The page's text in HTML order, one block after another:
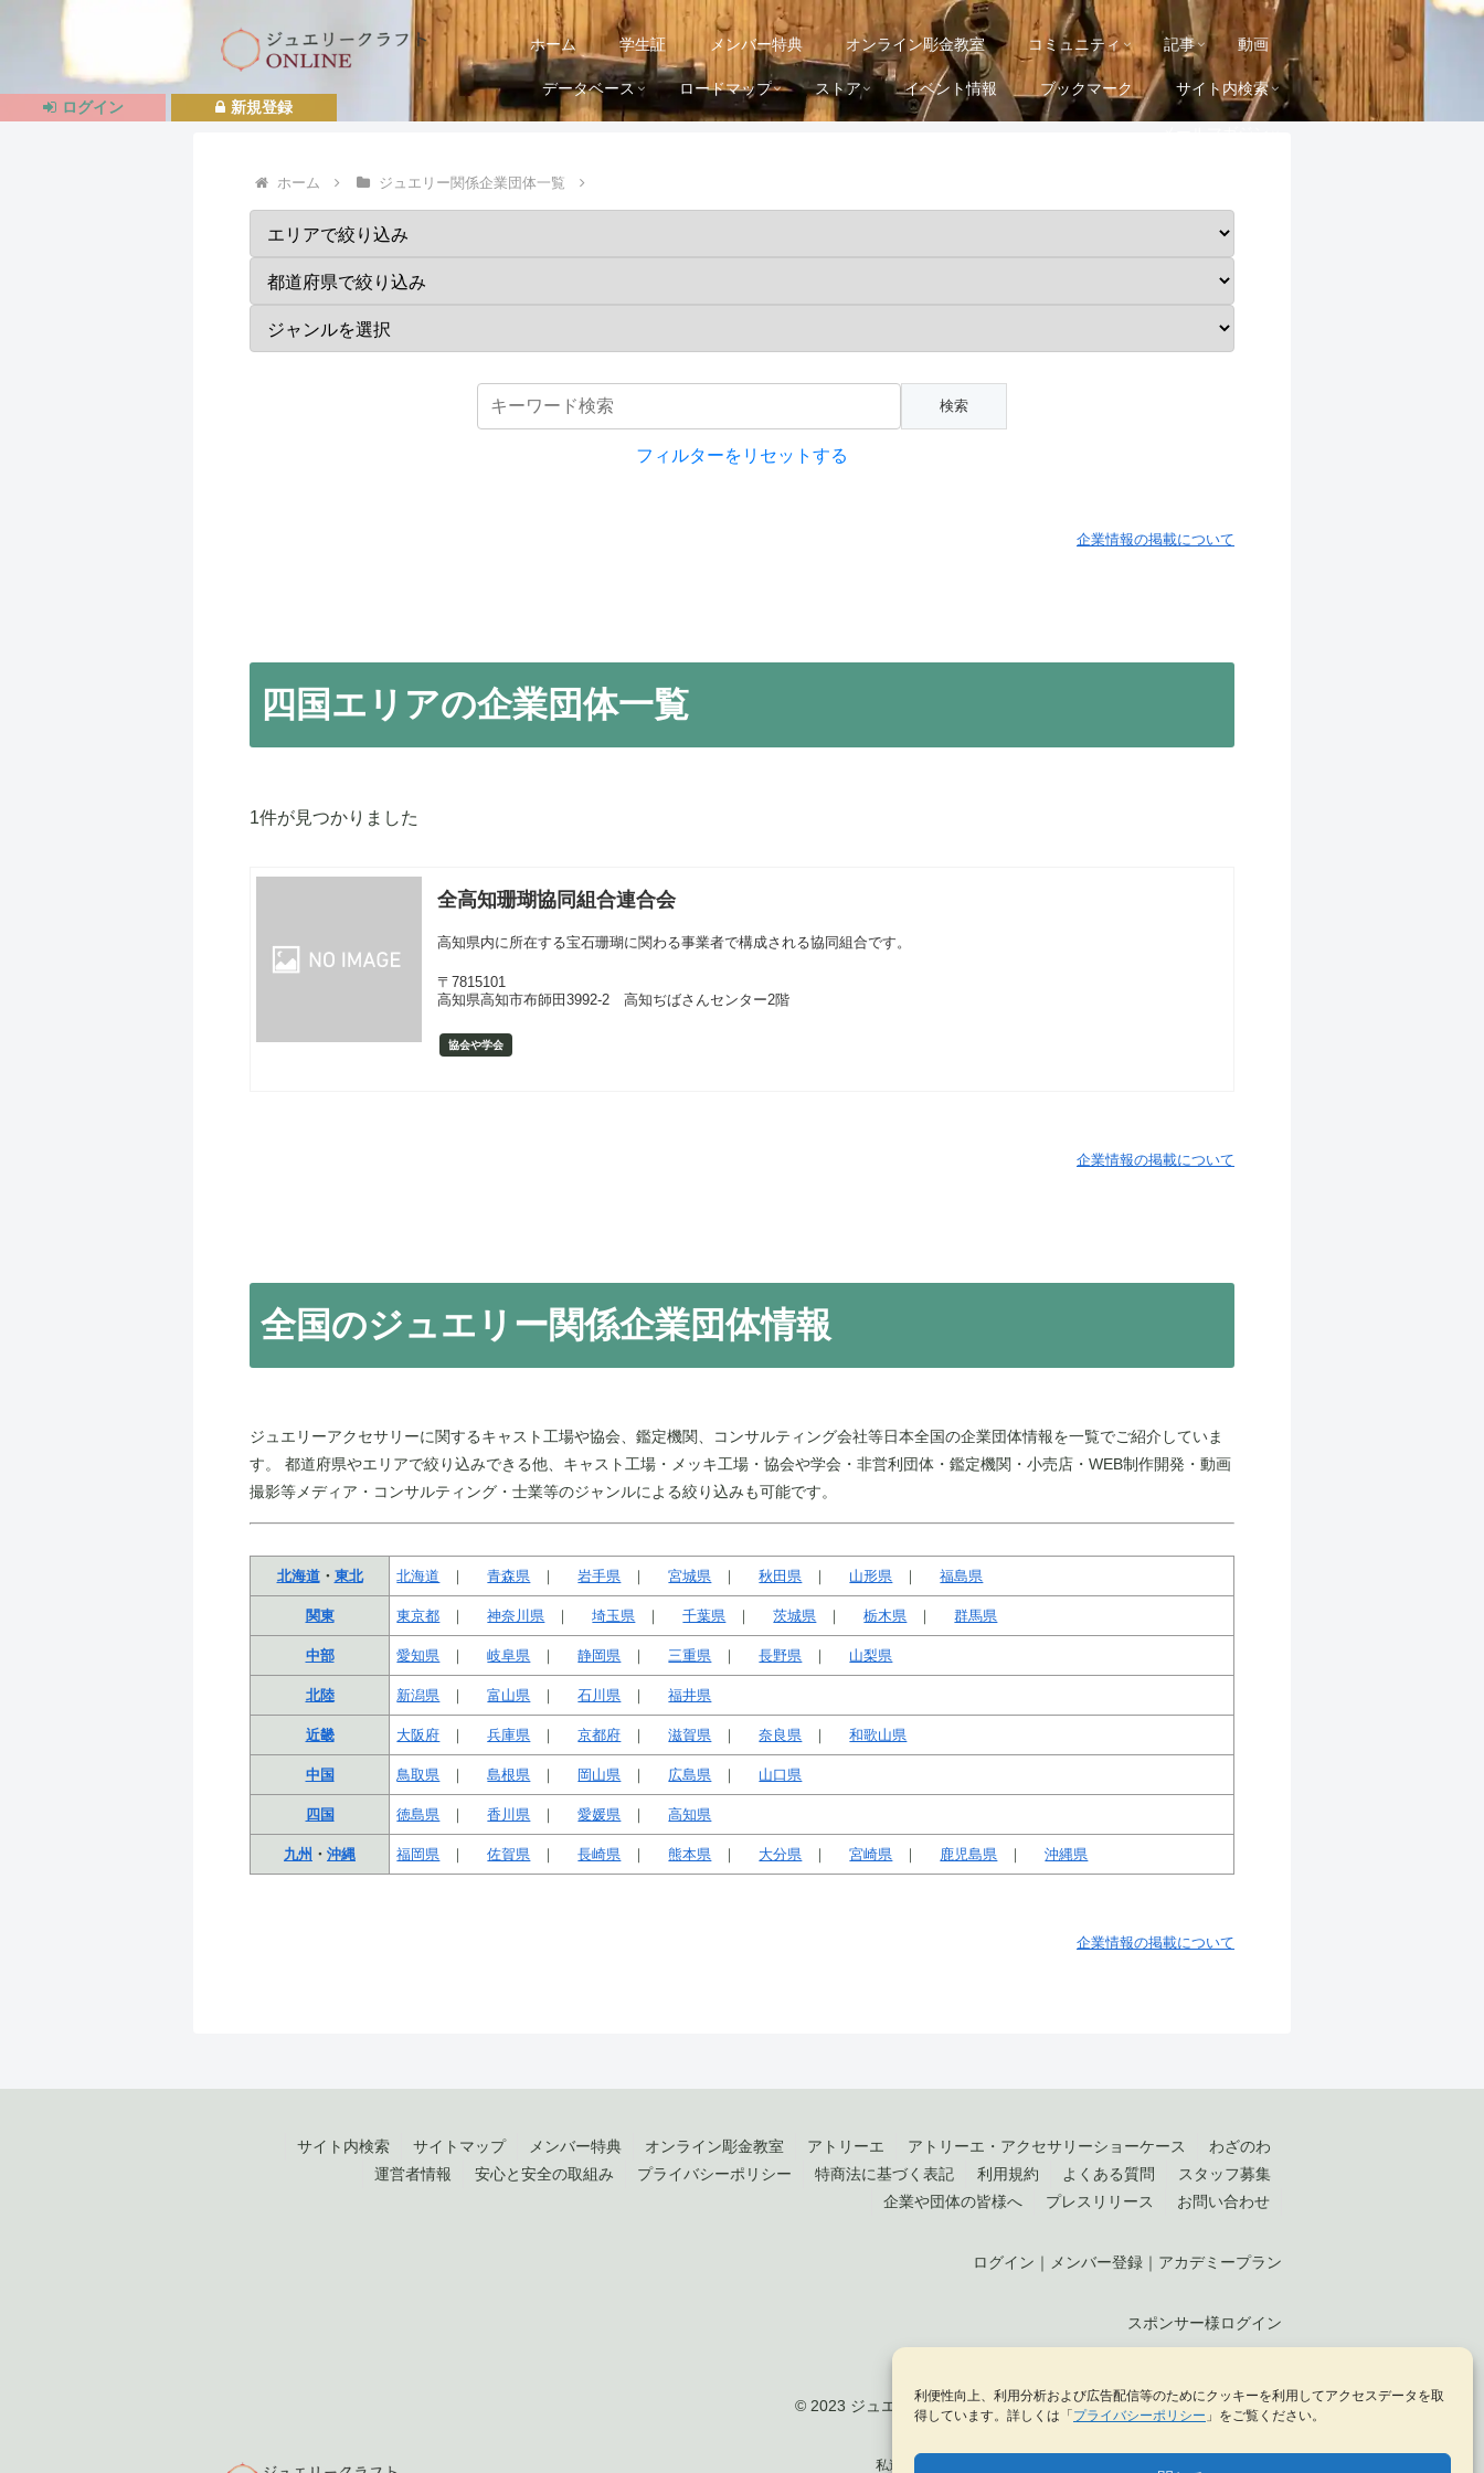
利便性向上、利用分析および広告配信等のためにクッキーを利用してアクセスデータを取
得しています。詳しくは「 プライバシーポリシー 」をご覧ください。
ホーム 学生証 メンバー特典 オンライン彫金教室 コミュニティ 記事 動画
データベース ロードマップ ストア イベント情報 ブックマーク サイト内検索
ホーム ジュエリー関係企業団体一覧
フィルターをリセットする
企業情報の掲載について
四国エリアの企業団体一覧
1件が見つかりました
全高知珊瑚協同組合連合会
高知県内に所在する宝石珊瑚に関わる事業者で構成される協同組合です。
〒7815101
高知県高知市布師田3992-2 高知ぢばさんセンター2階
協会や学会
企業情報の掲載について
全国のジュエリー関係企業団体情報
ジュエリーアクセサリーに関するキャスト工場や協会、鑑定機関、コンサルティング会社等日本全国の企業団体情報を一覧でご紹介していま
す。 都道府県やエリアで絞り込みできる他、キャスト工場・メッキ工場・協会や学会・非営利団体・鑑定機関・小売店・WEB制作開発・動画
撮影等メディア・コンサルティング・士業等のジャンルによる絞り込みも可能です。
北海道・ 東北 北海道 青森県 岩手県 宮城県 秋田県 山形県 福島県
関東 東京都 神奈川県 埼玉県 千葉県 茨城県 栃木県 群馬県
中部 愛知県 岐阜県 静岡県 三重県 長野県 山梨県
北陸 新潟県 富山県 石川県 福井県
近畿 大阪府 兵庫県 京都府 滋賀県 奈良県 和歌山県
中国 鳥取県 島根県 岡山県 広島県 山口県
四国 徳島県 香川県 愛媛県 高知県
九州 ・ 沖縄 福岡県 佐賀県 長崎県 熊本県 大分県 宮崎県 鹿児島県 沖縄県
企業情報の掲載について
サイト内検索 サイトマップ メンバー特典 オンライン彫金教室 アトリーエ アトリーエ・アクセサリーショーケース
わざのわ
運営者情報
安心と安全の取組み プライバシーポリシー 特商法に基づく表記 利用規約 よくある質問
スタッフ募集
企業や団体の皆様へ
プレスリリース お問い合わせ
ログイン ｜ メンバー登録 ｜ アカデミープラン
スポンサー様ログイン
© 2023 ジュエリークラフト by KELLCH Co., Ltd. （株式会社ケルヒ）
私達は、地方創生SDGs官民連携プラットフォームに加盟しています
新規登録
ログイン